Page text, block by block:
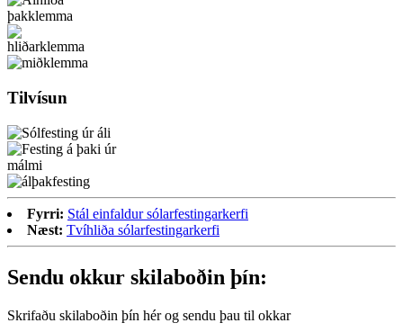
Tilvísun
Fyrri: Stál einfaldur sólarfestingarkerfi
Næst: Tvíhliða sólarfestingarkerfi
Sendu okkur skilaboðin þín:
Skrifaðu skilaboðin þín hér og sendu þau til okkar